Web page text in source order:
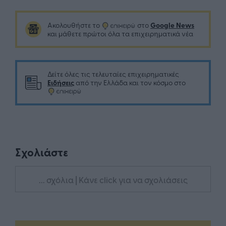
Ακολουθήστε το στο Google News
και μάθετε πρώτοι όλα τα επιχειρηματικά νέα
Δείτε όλες τις τελευταίες επιχειρηματικές
Ειδήσεις από την Ελλάδα και τον κόσμο στο
Σχολιάστε
... σχόλια | Κάνε click για να σχολιάσεις